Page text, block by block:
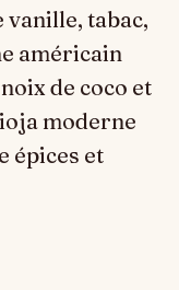
vanille, tabac,
américain
de coco et
moderne
épices et